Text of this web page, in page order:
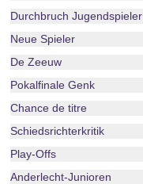
Durchbruch Jugendspieler
Neue Spieler
De Zeeuw
Pokalfinale Genk
Chance de titre
Schiedsrichterkritik
Play-Offs
Anderlecht-Junioren